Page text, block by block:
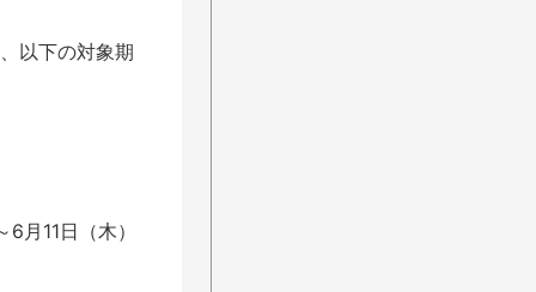
以下の対象期
月11日（木）